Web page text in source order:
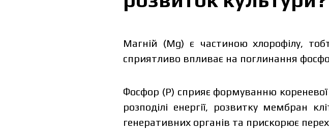
Магній (Mg) є частиною хлорофілу,
сприятливо впливає на поглинання
Фосфор (P) сприяє формуванню
розподілі енергії, розвитку мембран
генеративних органів та прискорює